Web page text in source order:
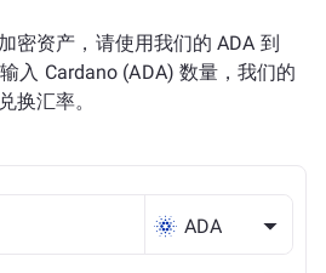
密资产，请使用我们的 ADA 到
入 Cardano (ADA) 数量，我们的
换汇率。
ADA